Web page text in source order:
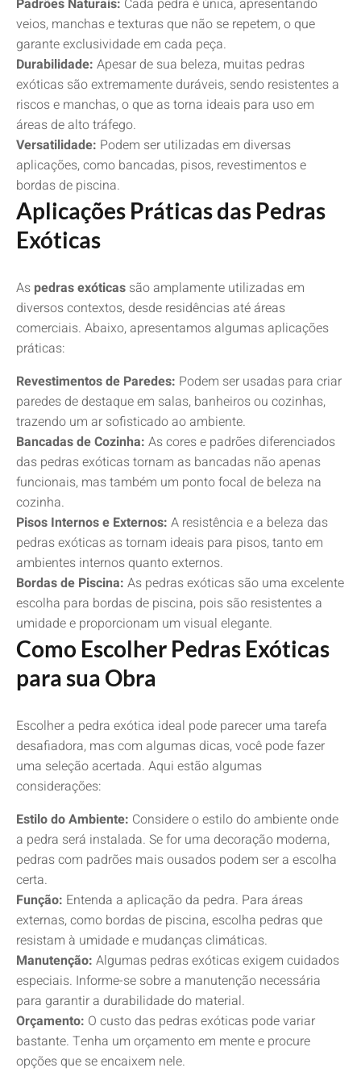
Padrões Naturais: Cada pedra é única, apresentando
veios, manchas e texturas que não se repetem, o que
garante exclusividade em cada peça.
Durabilidade: Apesar de sua beleza, muitas pedras
exóticas são extremamente duráveis, sendo resistentes a
riscos e manchas, o que as torna ideais para uso em
áreas de alto tráfego.
Versatilidade: Podem ser utilizadas em diversas
aplicações, como bancadas, pisos, revestimentos e
bordas de piscina.
Aplicações Práticas das Pedras
Exóticas
As pedras exóticas são amplamente utilizadas em
diversos contextos, desde residências até áreas
comerciais. Abaixo, apresentamos algumas aplicações
práticas:
Revestimentos de Paredes: Podem ser usadas para criar
paredes de destaque em salas, banheiros ou cozinhas,
trazendo um ar sofisticado ao ambiente.
Bancadas de Cozinha: As cores e padrões diferenciados
das pedras exóticas tornam as bancadas não apenas
funcionais, mas também um ponto focal de beleza na
cozinha.
Pisos Internos e Externos: A resistência e a beleza das
pedras exóticas as tornam ideais para pisos, tanto em
ambientes internos quanto externos.
Bordas de Piscina: As pedras exóticas são uma excelente
escolha para bordas de piscina, pois são resistentes a
umidade e proporcionam um visual elegante.
Como Escolher Pedras Exóticas
para sua Obra
Escolher a pedra exótica ideal pode parecer uma tarefa
desafiadora, mas com algumas dicas, você pode fazer
uma seleção acertada. Aqui estão algumas
considerações:
Estilo do Ambiente: Considere o estilo do ambiente onde
a pedra será instalada. Se for uma decoração moderna,
pedras com padrões mais ousados podem ser a escolha
certa.
Função: Entenda a aplicação da pedra. Para áreas
externas, como bordas de piscina, escolha pedras que
resistam à umidade e mudanças climáticas.
Manutenção: Algumas pedras exóticas exigem cuidados
especiais. Informe-se sobre a manutenção necessária
para garantir a durabilidade do material.
Orçamento: O custo das pedras exóticas pode variar
bastante. Tenha um orçamento em mente e procure
opções que se encaixem nele.